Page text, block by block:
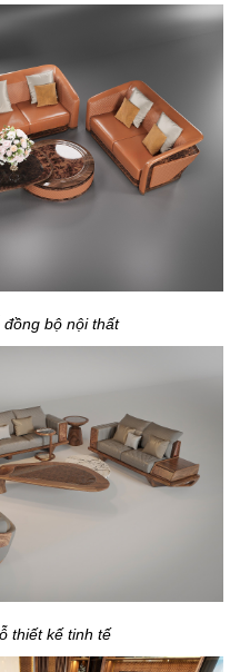
đồng bộ nội thất
thiết kế tinh tế